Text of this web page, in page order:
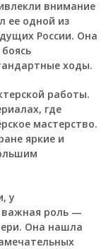
внимание
ее одной из
России. Она
ходы.
работы.
где
мастерство.
яркие и
у
роль —
Она нашла